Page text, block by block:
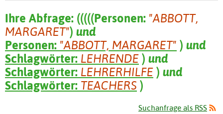
Ihre Abfrage: (((((Personen: "ABBOTT,
MARGARET") und
Personen: "ABBOTT, MARGARET" ) und
Schlagwörter: LEHRENDE ) und
Schlagwörter: LEHRERHILFE ) und
Schlagwörter: TEACHERS )
Suchanfrage als RSS